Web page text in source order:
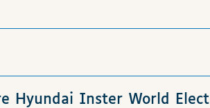
Hyundai Inster World